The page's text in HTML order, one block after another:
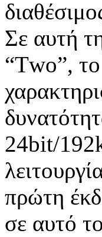
Σε αυτή
“Τwo”,
24bit/
πρώτη
σε αυτό